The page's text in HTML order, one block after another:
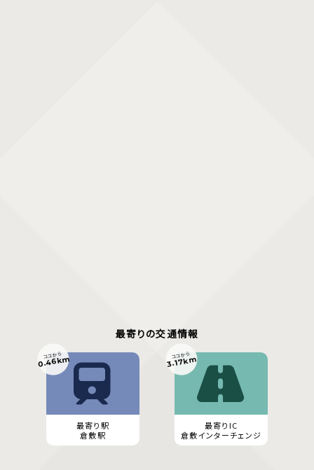
最寄りの交通情報
最寄り駅
倉敷駅
ココから
0.46km
最寄りIC
倉敷インターチェンジ
ココから
3.17km